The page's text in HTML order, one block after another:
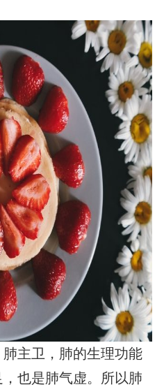
主卫，肺的生理功能
也是肺气虚。所以肺